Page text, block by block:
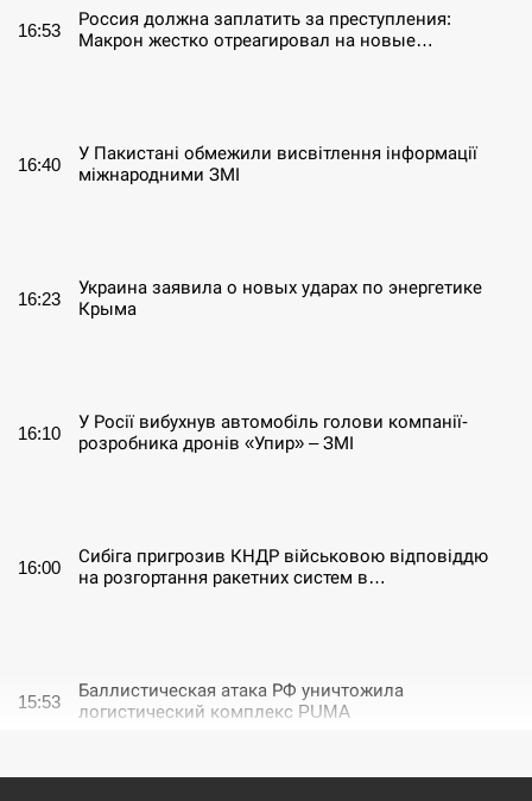
16:53
Россия должна заплатить за преступления:
Макрон жестко отреагировал на новые…
16:40
У Пакистані обмежили висвітлення інформації
міжнародними ЗМІ
16:23
Украина заявила о новых ударах по энергетике
Крыма
16:10
У Росії вибухнув автомобіль голови компанії-
розробника дронів «Упир» – ЗМІ
16:00
Сибіга пригрозив КНДР військовою відповіддю
на розгортання ракетних систем в…
15:53
Баллистическая атака РФ уничтожила
логистический комплекс PUMA